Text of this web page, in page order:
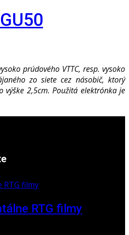
prúdového VTTC, resp. vysoko
zo siete cez násobič, ktorý
výške 2,5cm. Použitá elektrónka je
RTG filmy